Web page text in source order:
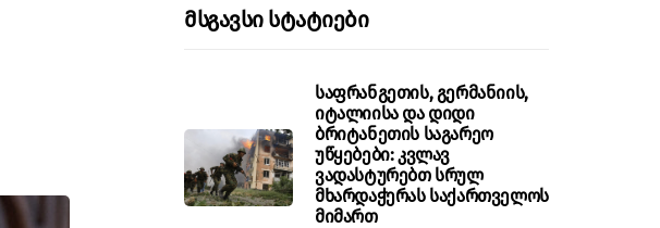
Მსგავსი Სტატიები
საფრანგეთის, გერმანიის,
იტალიისა და დიდი
ბრიტანეთის საგარეო
უწყებები: კვლავ
ვადასტურებთ სრულ
მხარდაჭერას საქართველოს
მიმართ